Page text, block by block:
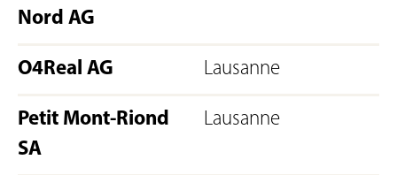
Nord AG
O4Real AG Lausanne
Petit Mont-Riond
SA
Lausanne